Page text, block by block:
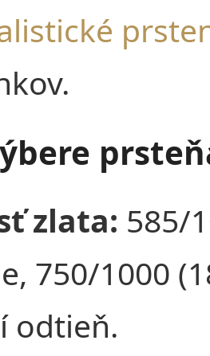
zlata: 585/
750/1000
odtieň.